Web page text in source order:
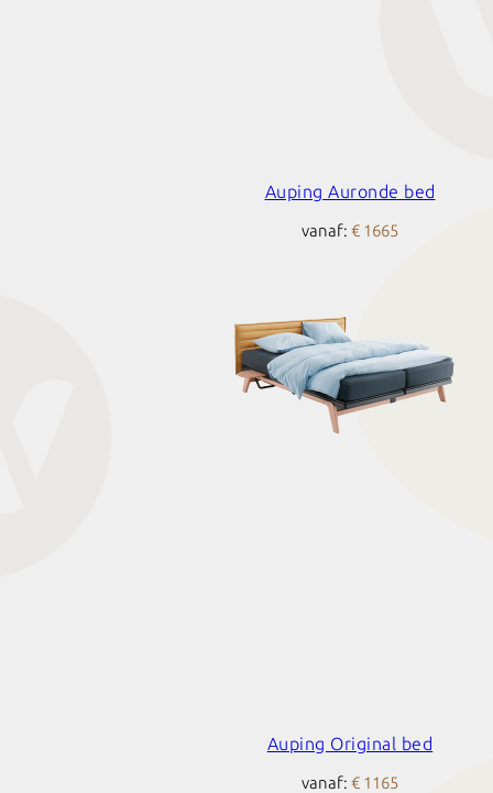
Auping Auronde bed
vanaf: € 1665
Auping Original bed
vanaf: € 1165